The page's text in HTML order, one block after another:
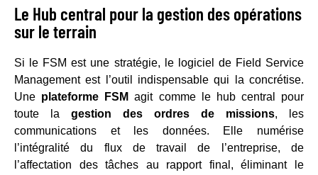
Le Hub central pour la gestion des opérations
sur le terrain
Si le FSM est une stratégie, le logiciel de Field Service
Management est l’outil indispensable qui la concrétise.
Une plateforme FSM agit comme le hub central pour
toute la gestion des ordres de missions, les
communications et les données. Elle numérise
l’intégralité du flux de travail de l’entreprise, de
l’affectation des tâches au rapport final, éliminant le